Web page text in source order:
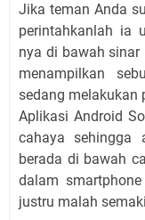
Jika teman Anda
perintahkanlah ia
nya di bawah
menampilkan
sedang melakukan
Aplikasi Android
cahaya sehingga
berada di bawah
dalam
justru malah